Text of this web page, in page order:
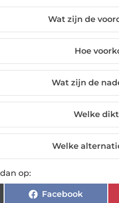
Wat zijn de
Hoe
Wat zijn de
Welke
Welke
op:
Facebook